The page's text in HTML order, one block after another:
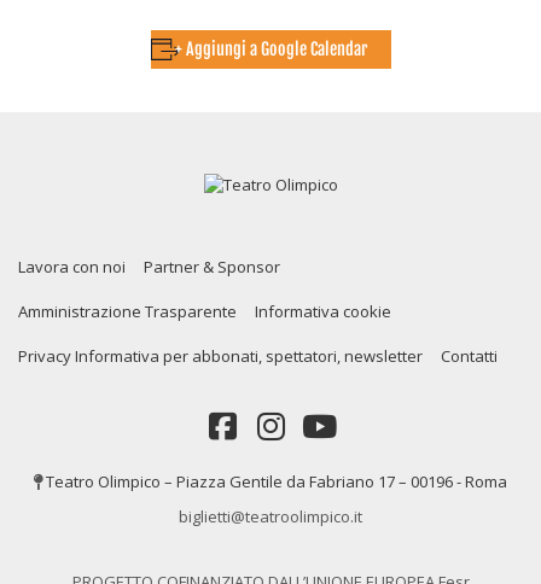
+ Aggiungi a Google Calendar
Lavora con noi Partner & Sponsor
Amministrazione Trasparente Informativa cookie
Privacy Informativa per abbonati, spettatori, newsletter Contatti
Teatro Olimpico – Piazza Gentile da Fabriano 17 – 00196 - Roma
biglietti@teatroolimpico.it